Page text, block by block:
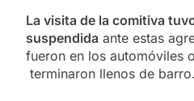
La visita de la comitiva
suspendida ante estas
fueron en los automóviles
terminaron llenos de barro.